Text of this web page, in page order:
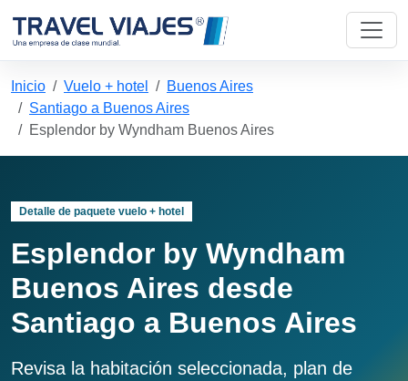
Inicio Vuelo + hotel
Buenos Aires
Santiago a Buenos Aires
Esplendor by Wyndham Buenos Aires
Detalle de paquete vuelo + hotel
Esplendor by Wyndham
Buenos Aires desde
Santiago a Buenos Aires
Revisa la habitación seleccionada, plan de